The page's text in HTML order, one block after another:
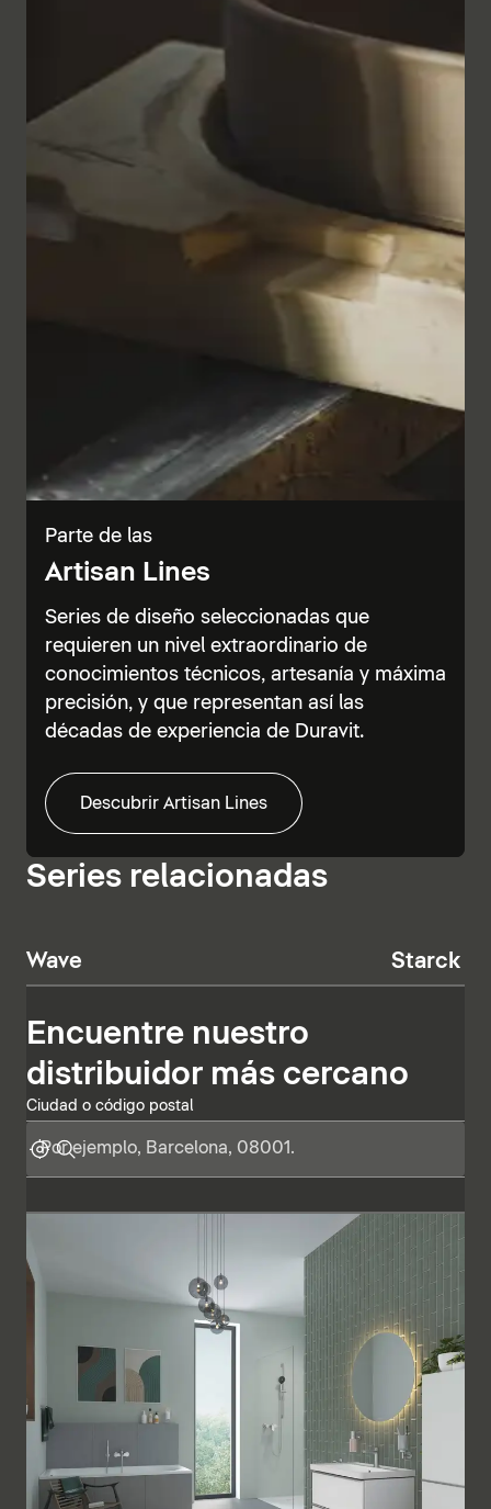
Parte de las
Artisan Lines
Series de diseño seleccionadas que
requieren un nivel extraordinario de
conocimientos técnicos, artesanía y máxima
precisión, y que representan así las
décadas de experiencia de Duravit.
Descubrir Artisan Lines
Series relacionadas
Wave Starck T
Encuentre nuestro
distribuidor más cercano
Ciudad o código postal